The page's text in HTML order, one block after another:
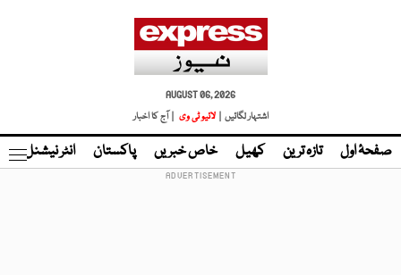
AUGUST 06, 2026
اشتہار لگائیں |
لائیو ٹی وی | آج کا اخبار
صفحۂ اول تازہ ترین کھیل خاص خبریں پاکستان انٹر نیشنل